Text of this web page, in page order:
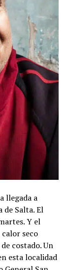
llegada a
de Salta. El
Y el
seco
costado. Un
esta localidad